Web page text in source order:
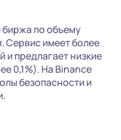
по объему
имеет более
и предлагает низкие
0,1%). На Binance
безопасности и